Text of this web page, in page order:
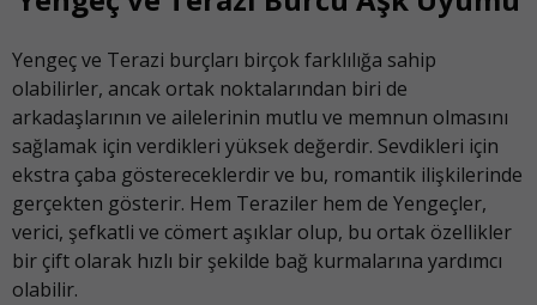
Yengeç ve Terazi burçları birçok farklılığa sahip
olabilirler, ancak ortak noktalarından biri de
arkadaşlarının ve ailelerinin mutlu ve memnun olmasını
sağlamak için verdikleri yüksek değerdir. Sevdikleri için
ekstra çaba göstereceklerdir ve bu, romantik ilişkilerinde
gerçekten gösterir. Hem Teraziler hem de Yengeçler,
verici, şefkatli ve cömert aşıklar olup, bu ortak özellikler
bir çift olarak hızlı bir şekilde bağ kurmalarına yardımcı
olabilir.